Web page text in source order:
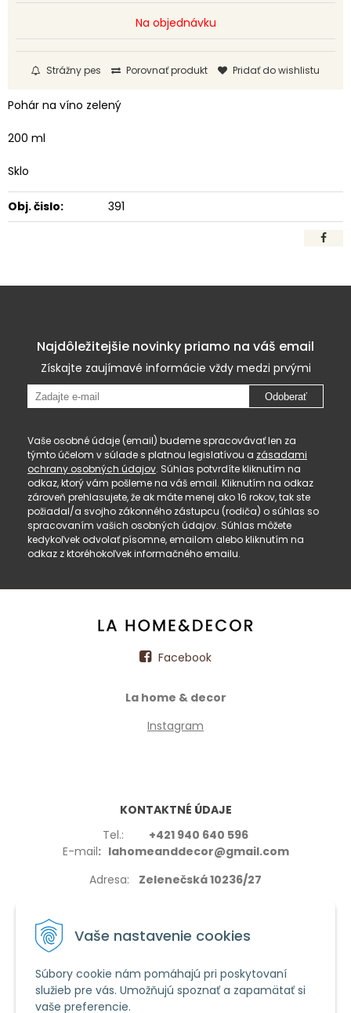
Vaše nastavenie cookies
Súbory cookie nám pomáhajú pri poskytovaní
služieb pre vás. Umožňujú spoznať a zapamätať si
vaše preferencie.
Na objednávku
Strážny pes Porovnať produkt Pridať do wishlistu
Pohár na víno zelený
200 ml
Sklo
Obj. čislo: 391
Najdôležitejšie novinky priamo na váš email
Získajte zaujímavé informácie vždy medzi prvými
Odoberať
Vaše osobné údaje (email) budeme spracovávať len za
týmto účelom v súlade s platnou legislatívou a zásadami
ochrany osobných údajov. Súhlas potvrdíte kliknutím na
odkaz, ktorý vám pošleme na váš email. Kliknutím na odkaz
zároveň prehlasujete, že ak máte menej ako 16 rokov, tak ste
požiadal/a svojho zákonného zástupcu (rodiča) o súhlas so
spracovaním vašich osobných údajov. Súhlas môžete
kedykoľvek odvolať písomne, emailom alebo kliknutím na
odkaz z ktoréhokoľvek informačného emailu.
Facebook
La home & decor
Instagram
KONTAKTNÉ ÚDAJE
Tel.: +421 940 640 596
E-mail: lahomeanddecor@gmail.com
Adresa: Zelenečská 10236/27
VŠETKO O NÁKUPE